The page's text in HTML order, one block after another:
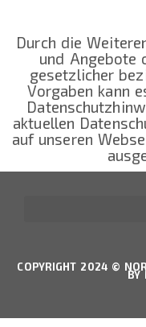
Durch die
und Angebote
gesetzlicher
Vorgaben kann
aktuellen
auf unseren
COPYRIGHT 2024 ©
BY